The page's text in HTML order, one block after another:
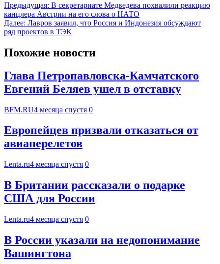
Предыдущая: В секретариате Медведева похвалили реакцию
канцлера Австрии на его слова о НАТО
Далее: Лавров заявил, что Россия и Индонезия обсуждают
ряд проектов в ТЭК
Похожие новости
Глава Петропавловска-Камчатского
Евгений Беляев ушел в отставку
BFM.RU4 месяца спустя 0
Европейцев призвали отказаться от
авиаперелетов
Lenta.ru4 месяца спустя 0
В Британии рассказали о подарке
США для России
Lenta.ru4 месяца спустя 0
В России указали на недопонимание
Вашингтона